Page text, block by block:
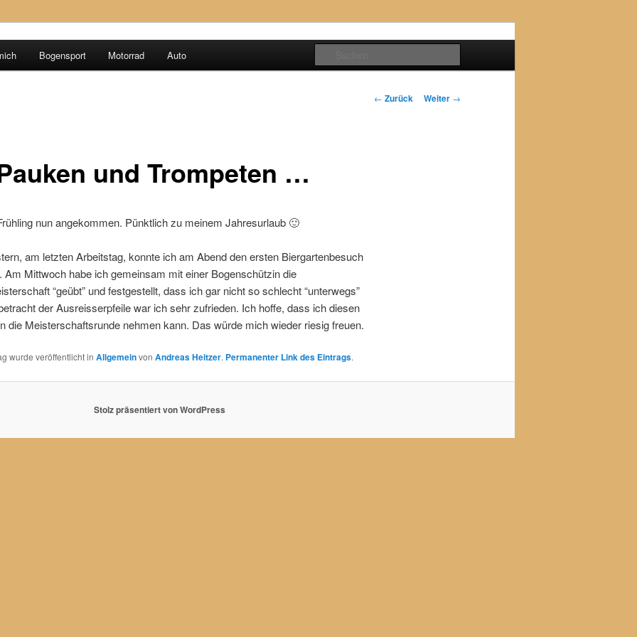
Bogensport Motorrad Auto
Beitrags-
← Zurück Weiter →
und Trompeten …
nun angekommen. Pünktlich zu meinem Jahresurlaub 🙂
am letzten Arbeitstag, konnte ich am Abend den ersten Biergartenbesuch
Am Mittwoch habe ich gemeinsam mit einer Bogenschützin die
“geübt” und festgestellt, dass ich gar nicht so schlecht “unterwegs”
der Ausreisserpfeile war ich sehr zufrieden. Ich hoffe, dass ich diesen
die Meisterschaftsrunde nehmen kann. Das würde mich wieder riesig freuen.
wurde veröffentlicht in Allgemeinvon Andreas Heitzer. Permanenter Link des Eintrags.
Stolz präsentiert von WordPress